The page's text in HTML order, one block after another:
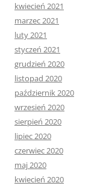
kwiecień 2021
marzec 2021
luty 2021
styczeń 2021
grudzień 2020
listopad 2020
październik 2020
wrzesień 2020
sierpień 2020
lipiec 2020
czerwiec 2020
maj 2020
kwiecień 2020